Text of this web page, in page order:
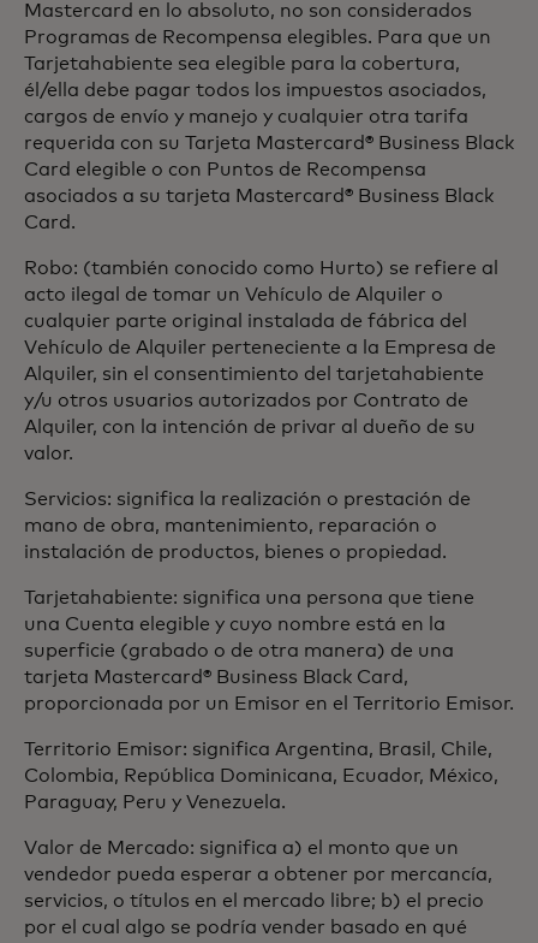
Mastercard en lo absoluto, no son considerados
Programas de Recompensa elegibles. Para que un
Tarjetahabiente sea elegible para la cobertura,
él/ella debe pagar todos los impuestos asociados,
cargos de envío y manejo y cualquier otra tarifa
requerida con su Tarjeta Mastercard® Business Black
Card elegible o con Puntos de Recompensa
asociados a su tarjeta Mastercard® Business Black
Card.
Robo: (también conocido como Hurto) se refiere al
acto ilegal de tomar un Vehículo de Alquiler o
cualquier parte original instalada de fábrica del
Vehículo de Alquiler perteneciente a la Empresa de
Alquiler, sin el consentimiento del tarjetahabiente
y/u otros usuarios autorizados por Contrato de
Alquiler, con la intención de privar al dueño de su
valor.
Servicios: significa la realización o prestación de
mano de obra, mantenimiento, reparación o
instalación de productos, bienes o propiedad.
Tarjetahabiente: significa una persona que tiene
una Cuenta elegible y cuyo nombre está en la
superficie (grabado o de otra manera) de una
tarjeta Mastercard® Business Black Card,
proporcionada por un Emisor en el Territorio Emisor.
Territorio Emisor: significa Argentina, Brasil, Chile,
Colombia, República Dominicana, Ecuador, México,
Paraguay, Peru y Venezuela.
Valor de Mercado: significa a) el monto que un
vendedor pueda esperar a obtener por mercancía,
servicios, o títulos en el mercado libre; b) el precio
por el cual algo se podría vender basado en qué